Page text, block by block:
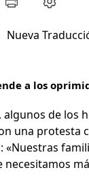
Nueva
a los
algunos de los
una protesta
«Nuestras
necesitamos